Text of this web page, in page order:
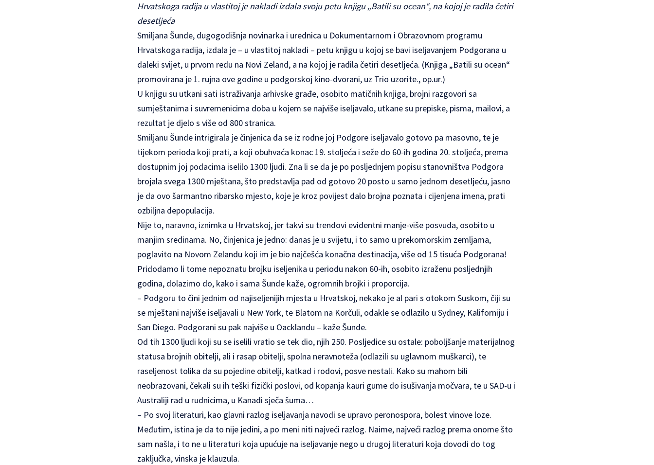
Hrvatskoga radija u vlastitoj je nakladi izdala svoju petu knjigu „Batili su ocean“, na kojoj je radila četiri
desetljeća
Smiljana Šunde, dugogodišnja novinarka i urednica u Dokumentarnom i Obrazovnom programu
Hrvatskoga radija, izdala je – u vlastitoj nakladi – petu knjigu u kojoj se bavi iseljavanjem Podgorana u
daleki svijet, u prvom redu na Novi Zeland, a na kojoj je radila četiri desetljeća. (Knjiga „Batili su ocean“
promovirana je 1. rujna ove godine u podgorskoj kino-dvorani, uz Trio uzorite., op.ur.)
U knjigu su utkani sati istraživanja arhivske građe, osobito matičnih knjiga, brojni razgovori sa
sumještanima i suvremenicima doba u kojem se najviše iseljavalo, utkane su prepiske, pisma, mailovi, a
rezultat je djelo s više od 800 stranica.
Smiljanu Šunde intrigirala je činjenica da se iz rodne joj Podgore iseljavalo gotovo pa masovno, te je
tijekom perioda koji prati, a koji obuhvaća konac 19. stoljeća i seže do 60-ih godina 20. stoljeća, prema
dostupnim joj podacima iselilo 1300 ljudi. Zna li se da je po posljednjem popisu stanovništva Podgora
brojala svega 1300 mještana, što predstavlja pad od gotovo 20 posto u samo jednom desetljeću, jasno
je da ovo šarmantno ribarsko mjesto, koje je kroz povijest dalo brojna poznata i cijenjena imena, prati
ozbiljna depopulacija.
Nije to, naravno, iznimka u Hrvatskoj, jer takvi su trendovi evidentni manje-više posvuda, osobito u
manjim sredinama. No, činjenica je jedno: danas je u svijetu, i to samo u prekomorskim zemljama,
poglavito na Novom Zelandu koji im je bio najčešća konačna destinacija, više od 15 tisuća Podgorana!
Pridodamo li tome nepoznatu brojku iseljenika u periodu nakon 60-ih, osobito izraženu posljednjih
godina, dolazimo do, kako i sama Šunde kaže, ogromnih brojki i proporcija.
– Podgoru to čini jednim od najiseljenijih mjesta u Hrvatskoj, nekako je al pari s otokom Suskom, čiji su
se mještani najviše iseljavali u New York, te Blatom na Korčuli, odakle se odlazilo u Sydney, Kaliforniju i
San Diego. Podgorani su pak najviše u Oacklandu – kaže Šunde.
Od tih 1300 ljudi koji su se iselili vratio se tek dio, njih 250. Posljedice su ostale: poboljšanje materijalnog
statusa brojnih obitelji, ali i rasap obitelji, spolna neravnoteža (odlazili su uglavnom muškarci), te
raseljenost tolika da su pojedine obitelji, katkad i rodovi, posve nestali. Kako su mahom bili
neobrazovani, čekali su ih teški fizički poslovi, od kopanja kauri gume do isušivanja močvara, te u SAD-u i
Australiji rad u rudnicima, u Kanadi sječa šuma…
– Po svoj literaturi, kao glavni razlog iseljavanja navodi se upravo peronospora, bolest vinove loze.
Međutim, istina je da to nije jedini, a po meni niti najveći razlog. Naime, najveći razlog prema onome što
sam našla, i to ne u literaturi koja upućuje na iseljavanje nego u drugoj literaturi koja dovodi do tog
zaključka, vinska je klauzula.